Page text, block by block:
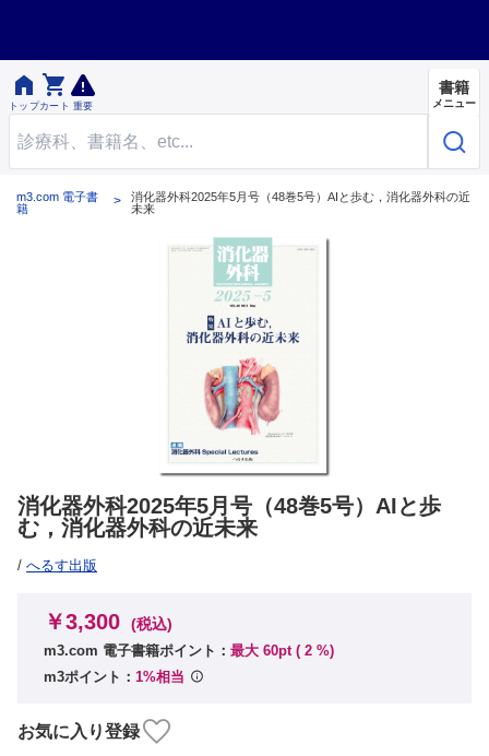

トップ

カート 重要
書籍
メニュー
m3.com 電子書
籍
消化器外科2025年5月号（48巻5号）AIと歩む，消化器外科の近
未来
消化器外科2025年5月号（48巻5号）AIと歩
む，消化器外科の近未来
/ へるす出版
￥3,300 (税込)
m3.com 電子書籍ポイント： 最大 60pt ( 2 %)
m3ポイント： 1%相当
お気に入り登録